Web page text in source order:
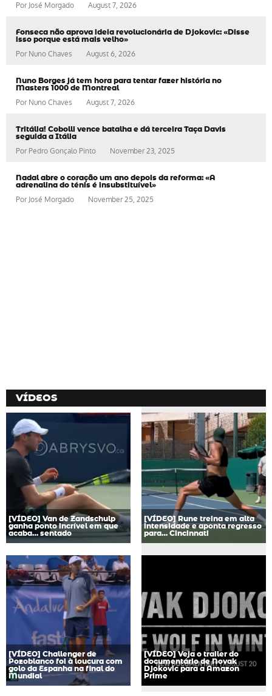
PorJosé Morgado August 7, 2026
Fonseca não aprova ideia revolucionária de Djokovic: «Disse
isso porque está mais velho»
Por Nuno Chaves August 6, 2026
Nuno Borges já tem hora para tentar fazer história no
Masters 1000 de Montreal
PorNuno Chaves August 7, 2026
Tritália! Cobolli vence batalha e dá terceira Taça Davis
seguida a Itália
Por Pedro Gonçalo Pinto November 23, 2025
Nadal abre o coração um ano depois da reforma: «A
adrenalina do ténis é insubstituível»
PorJosé Morgado November 25, 2025
VÍDEOS
[VÍDEO] Van de Zandschulp
ganha ponto incrível em que
acaba… sentado
[VÍDEO] Rune treina em alta
intensidade e aponta regresso
para… Cincinnati
[VÍDEO] Challenger de
Pozoblanco foi à loucura com
golo da Espanha na final do
Mundial
[VÍDEO] Veja o trailer do
documentário de Novak
Djokovic para a Amazon
Prime